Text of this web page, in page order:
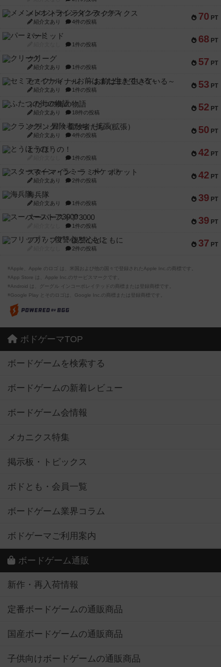
70 PT
メメントオンラインタクティクス
紹介文あり 4件の投稿
68 PT
パーミッド
1件の投稿
57 PT
クリーグ
紹介文あり 1件の投稿
53 PT
セミファイナル ～お前はまだ生きている～
紹介文あり 1件の投稿
52 PT
ふたつの街の物語
紹介文あり 18件の投稿
50 PT
クランク! ：冒険者たち（拡張）
紹介文あり 4件の投稿
42 PT
とうほうの！
1件の投稿
42 PT
スターマイン・ラミー ポケット
紹介文あり 2件の投稿
39 PT
海兵隊
紹介文あり 1件の投稿
39 PT
スーパーストア3000
1件の投稿
37 PT
フリップ７：復讐心とともに
2件の投稿
※Apple、Apple のロゴ は、米国および他の国々で登録されたApple Inc.の商標です。
※App Store は、Apple Inc.のサービスマークです。
※Android は、グーグル インコーポレイテッドの商標または登録商標です。
※Google Play とそのロゴは、Google Inc.の商標または登録商標です。
ボドゲーマTOP
ボードゲームを検索する
ボードゲームの新着レビュー
ボードゲーム会情報
メカニクス特集
掲示板・トピックス
ボドとも・会員一覧
ボードゲーム業界コラム
ボドゲーマご利用案内
ボードゲーム通販
新作・再入荷情報
定番ボードゲームの通販商品
国産ボードゲームの通販商品
子供向けボードゲームの通販商品